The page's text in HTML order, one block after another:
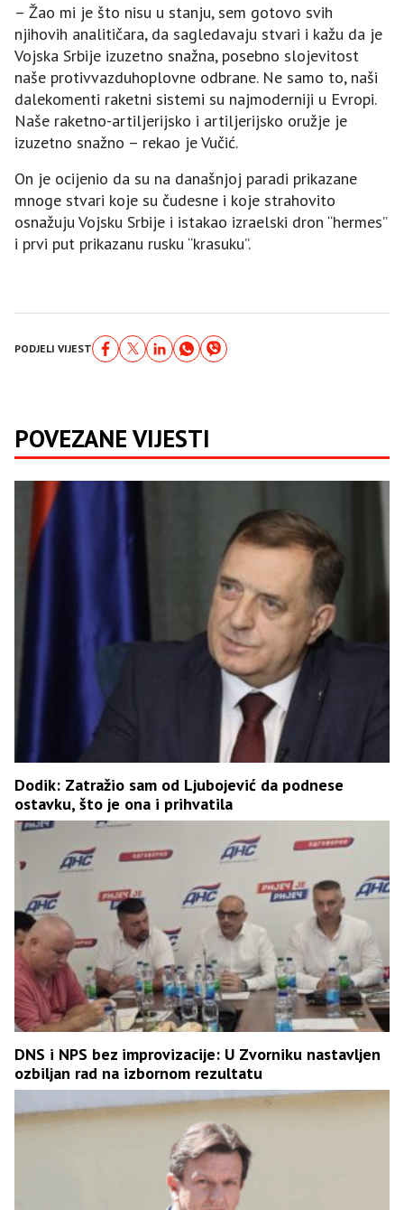
– Žao mi je što nisu u stanju, sem gotovo svih
njihovih analitičara, da sagledavaju stvari i kažu da je
Vojska Srbije izuzetno snažna, posebno slojevitost
naše protivvazduhoplovne odbrane. Ne samo to, naši
dalekomenti raketni sistemi su najmoderniji u Evropi.
Naše raketno-artiljerijsko i artiljerijsko oružje je
izuzetno snažno – rekao je Vučić.
On je ocijenio da su na današnjoj paradi prikazane
mnoge stvari koje su čudesne i koje strahovito
osnažuju Vojsku Srbije i istakao izraelski dron “hermes”
i prvi put prikazanu rusku “krasuku”.
PODJELI VIJEST
POVEZANE VIJESTI
Dodik: Zatražio sam od Ljubojević da podnese
ostavku, što je ona i prihvatila
DNS i NPS bez improvizacije: U Zvorniku nastavljen
ozbiljan rad na izbornom rezultatu